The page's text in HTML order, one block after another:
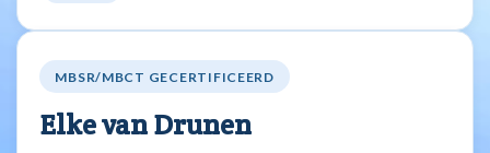
MBSR/MBCT GECERTIFICEERD
Elke van Drunen